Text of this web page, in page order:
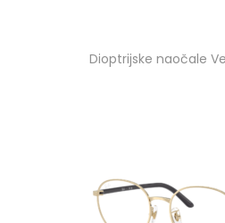
Dioptrijske naočale